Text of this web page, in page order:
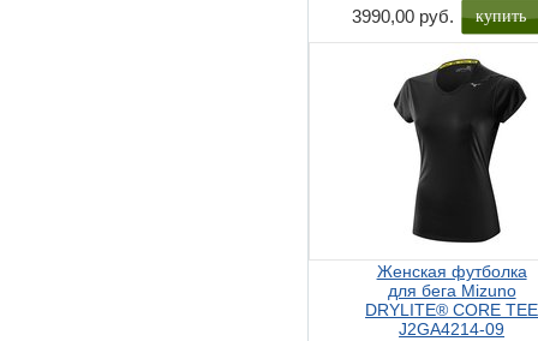
3990,00 руб. купить
Женская футболка
для бега Mizuno
DRYLITE® CORE TEE
J2GA4214-09